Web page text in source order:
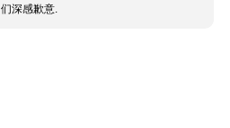
们深感歉意.